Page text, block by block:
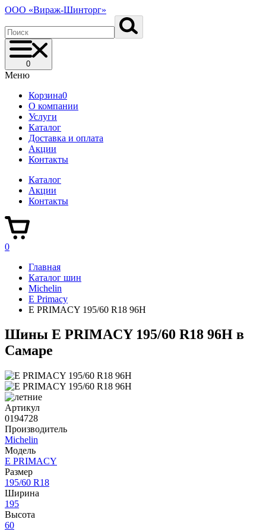
ООО «Вираж-Шинторг»
0
Меню
Корзина0
О компании
Услуги
Каталог
Доставка и оплата
Акции
Контакты
Каталог
Акции
Контакты
0
Главная
Каталог шин
Michelin
E Primacy
E PRIMACY 195/60 R18 96H
Шины E PRIMACY 195/60 R18 96H в
Самаре
Артикул
0194728
Производитель
Michelin
Модель
E PRIMACY
Размер
195/60 R18
Ширина
195
Высота
60